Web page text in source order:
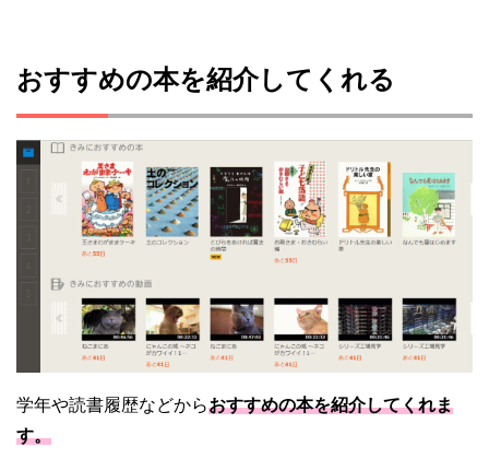
おすすめの本を紹介してくれる
学年や読書履歴などからおすすめの本を紹介してくれま
す。